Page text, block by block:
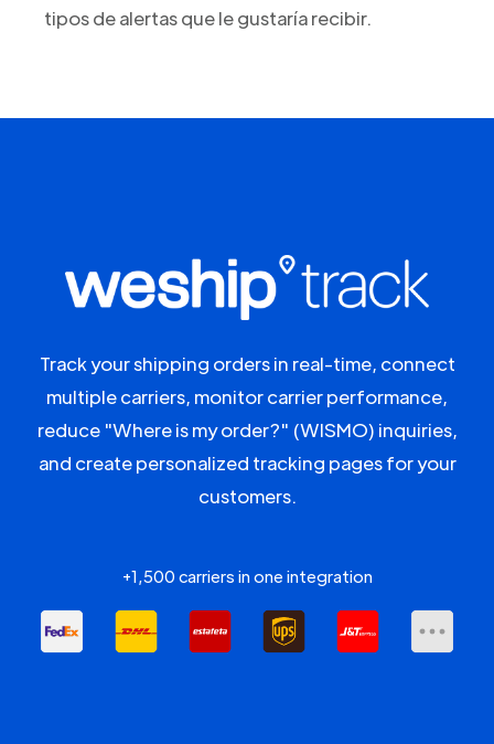
tipos de alertas que le gustaría recibir.
Track your shipping orders in real-time, connect
multiple carriers, monitor carrier performance,
reduce "Where is my order?" (WISMO) inquiries,
and create personalized tracking pages for your
customers.
+1,500 carriers in one integration